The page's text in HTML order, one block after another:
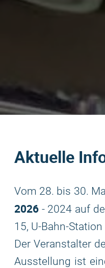
Aktuelle
Vom 28. bis 30.
2026 - 2024 auf
15, U-Bahn-
Der Veranstalter
Ausstellung ist